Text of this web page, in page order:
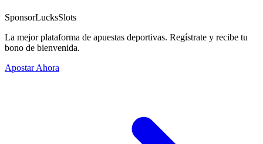
SponsorLucksSlots
La mejor plataforma de apuestas deportivas. Regístrate y recibe tu
bono de bienvenida.
Apostar Ahora